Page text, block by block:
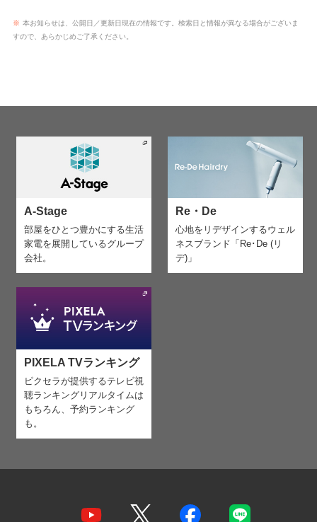
※ 本お知らせは、公開日／更新日現在の情報です。検索日と情報が異なる場合がございま
すので、あらかじめご了承ください。
A-Stage
部屋をひとつ豊かにする生活
家電を展開しているグループ
会社。
Re・De
心地をリデザインするウェル
ネスブランド「Re･De (リ
デ)」
PIXELA TVランキング
ピクセラが提供するテレビ視
聴ランキング リアルタイムは
もちろん、予約ランキング
も。